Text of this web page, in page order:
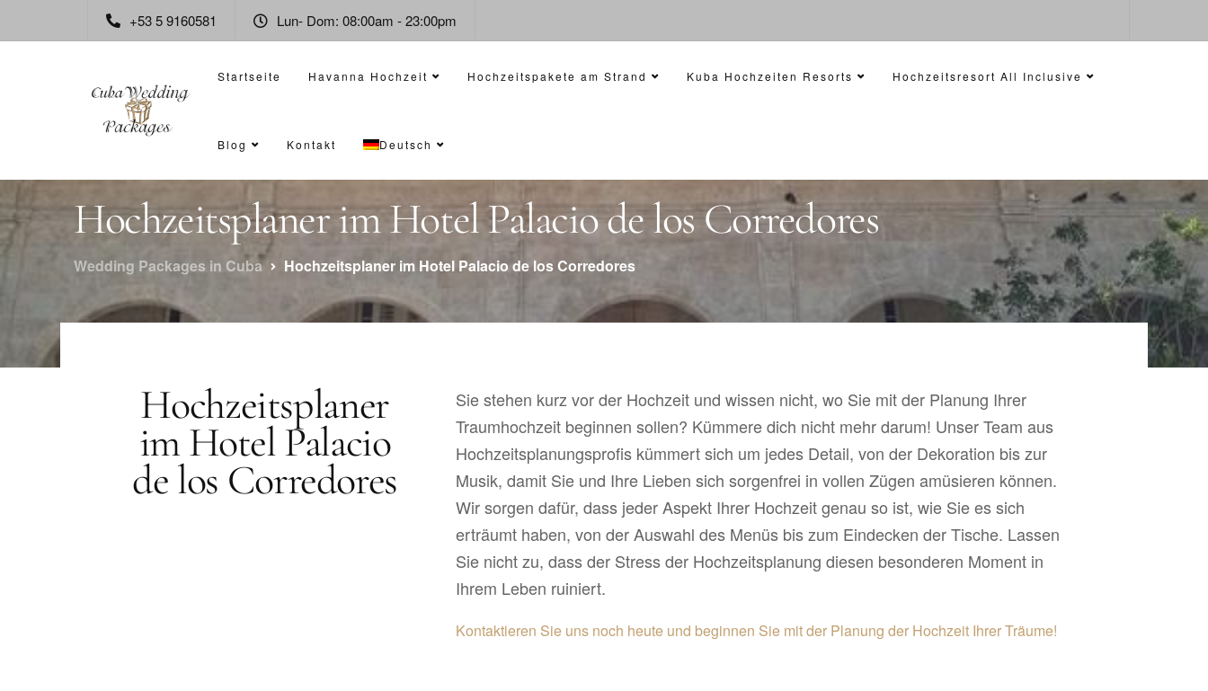
+53 5 9160581 Lun- Dom: 08:00am - 23:00pm
Startseite Havanna Hochzeit Hochzeitspakete am Strand Kuba Hochzeiten Resorts Hochzeitsresort All Inclusive
Blog Kontakt Deutsch
Hochzeitsplaner im Hotel Palacio de los Corredores
Wedding Packages in Cuba Hochzeitsplaner im Hotel Palacio de los Corredores
Hochzeitsplaner
im Hotel Palacio
de los Corredores
Sie stehen kurz vor der Hochzeit und wissen nicht, wo Sie mit der Planung Ihrer
Traumhochzeit beginnen sollen? Kümmere dich nicht mehr darum! Unser Team aus
Hochzeitsplanungsprofis kümmert sich um jedes Detail, von der Dekoration bis zur
Musik, damit Sie und Ihre Lieben sich sorgenfrei in vollen Zügen amüsieren können.
Wir sorgen dafür, dass jeder Aspekt Ihrer Hochzeit genau so ist, wie Sie es sich
erträumt haben, von der Auswahl des Menüs bis zum Eindecken der Tische. Lassen
Sie nicht zu, dass der Stress der Hochzeitsplanung diesen besonderen Moment in
Ihrem Leben ruiniert.
Kontaktieren Sie uns noch heute und beginnen Sie mit der Planung der Hochzeit Ihrer Träume!